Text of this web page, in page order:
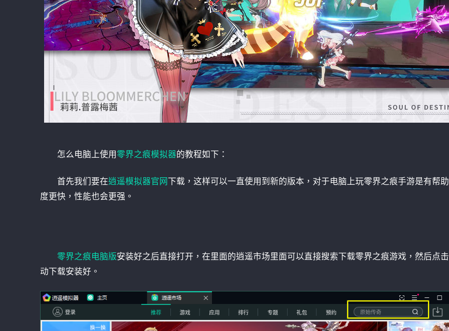
怎么电脑上使用零界之痕模拟器的教程如下：
首先我们要在逍遥模拟器官网下载，这样可以一直使用到新的版本，对于电脑上玩零界之痕手游是有帮
度更快，性能也会更强。
零界之痕电脑版安装好之后直接打开，在里面的逍遥市场里面可以直接搜索下载零界之痕游戏，然后点
动下载安装好。